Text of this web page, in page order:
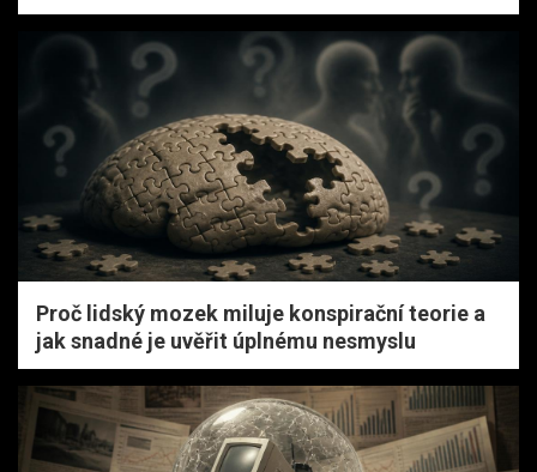
Proč lidský mozek miluje konspirační teorie a
jak snadné je uvěřit úplnému nesmyslu